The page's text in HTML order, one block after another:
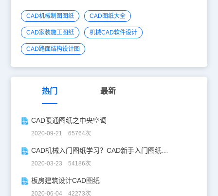
CAD机械制图图纸 CAD图纸大全
CAD家装施工图纸 机械CAD软件设计
CAD路面结构设计图
热门 最新
CAD暖通图纸之中央空调
2020-09-21 65764次
CAD机械入门图纸学习？CAD新手入门图纸练习
2020-03-23 54186次
板房建筑设计CAD图纸
2020-06-04 42273次